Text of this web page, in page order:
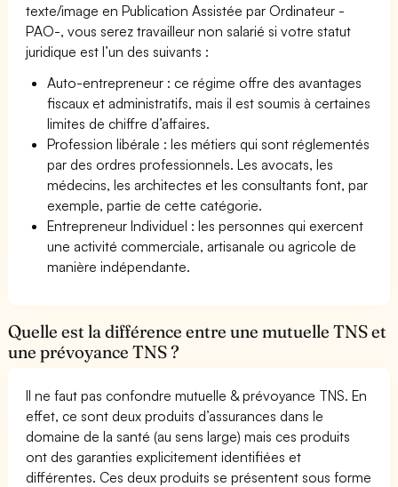
texte/image en Publication Assistée par Ordinateur -
PAO-, vous serez travailleur non salarié si votre statut
juridique est l’un des suivants :
Auto-entrepreneur : ce régime offre des avantages
fiscaux et administratifs, mais il est soumis à certaines
limites de chiffre d’affaires.
Profession libérale : les métiers qui sont réglementés
par des ordres professionnels. Les avocats, les
médecins, les architectes et les consultants font, par
exemple, partie de cette catégorie.
Entrepreneur Individuel : les personnes qui exercent
une activité commerciale, artisanale ou agricole de
manière indépendante.
Quelle est la différence entre une mutuelle TNS et
une prévoyance TNS ?
Il ne faut pas confondre mutuelle & prévoyance TNS. En
effet, ce sont deux produits d’assurances dans le
domaine de la santé (au sens large) mais ces produits
ont des garanties explicitement identifiées et
différentes. Ces deux produits se présentent sous forme